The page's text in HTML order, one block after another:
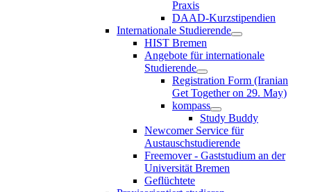
Praxis
DAAD-Kurzstipendien
Internationale Studierende
HIST Bremen
Angebote für internationale
Studierende
Registration Form (Iranian
Get Together on 29. May)
kompass
Study Buddy
Newcomer Service für
Austauschstudierende
Freemover - Gaststudium an der
Universität Bremen
Geflüchtete